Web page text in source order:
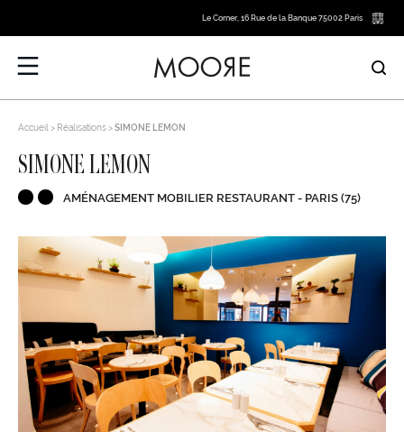
Le Corner, 16 Rue de la Banque 75002 Paris
Accueil Réalisations SIMONE LEMON
SIMONE LEMON
AMÉNAGEMENT MOBILIER RESTAURANT - PARIS (75)